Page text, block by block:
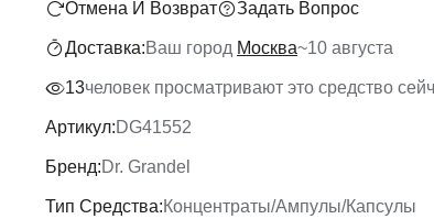
Отмена И Возврат Задать Вопрос
Доставка:Ваш город Москва~10 августа
13человек просматривают это средство
Артикул:DG41552
Бренд:Dr. Grandel
Тип Средства:Концентраты/Ампулы/Капсулы